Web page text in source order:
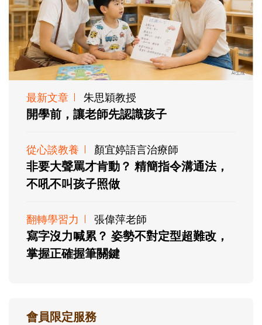
最新文章 朱思穎教授
開學前，讓老師先認識孩子
從心談教養 顏宜婷語言治療師
非要大聲罵才肯動？ 精簡指令溝通法，
不吼不叫孩子照做
翻轉學習力 張偉萍老師
寫字沒力喊累？ 姿勢不對定型超難改，
掌握正確握筆關鍵
會員限定服務